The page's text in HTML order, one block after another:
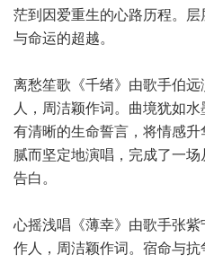
茫到因爱重生的心路历程。
与命运的超越。
离愁笙歌《千绪》由歌手伯
人，周洁颖作词。曲境犹如
有清晰的生命誓言，将情感
腻而坚定地演唱，完成了一
告白。
心摇浅唱《薄幸》由歌手张
作人，周洁颖作词。宿命与